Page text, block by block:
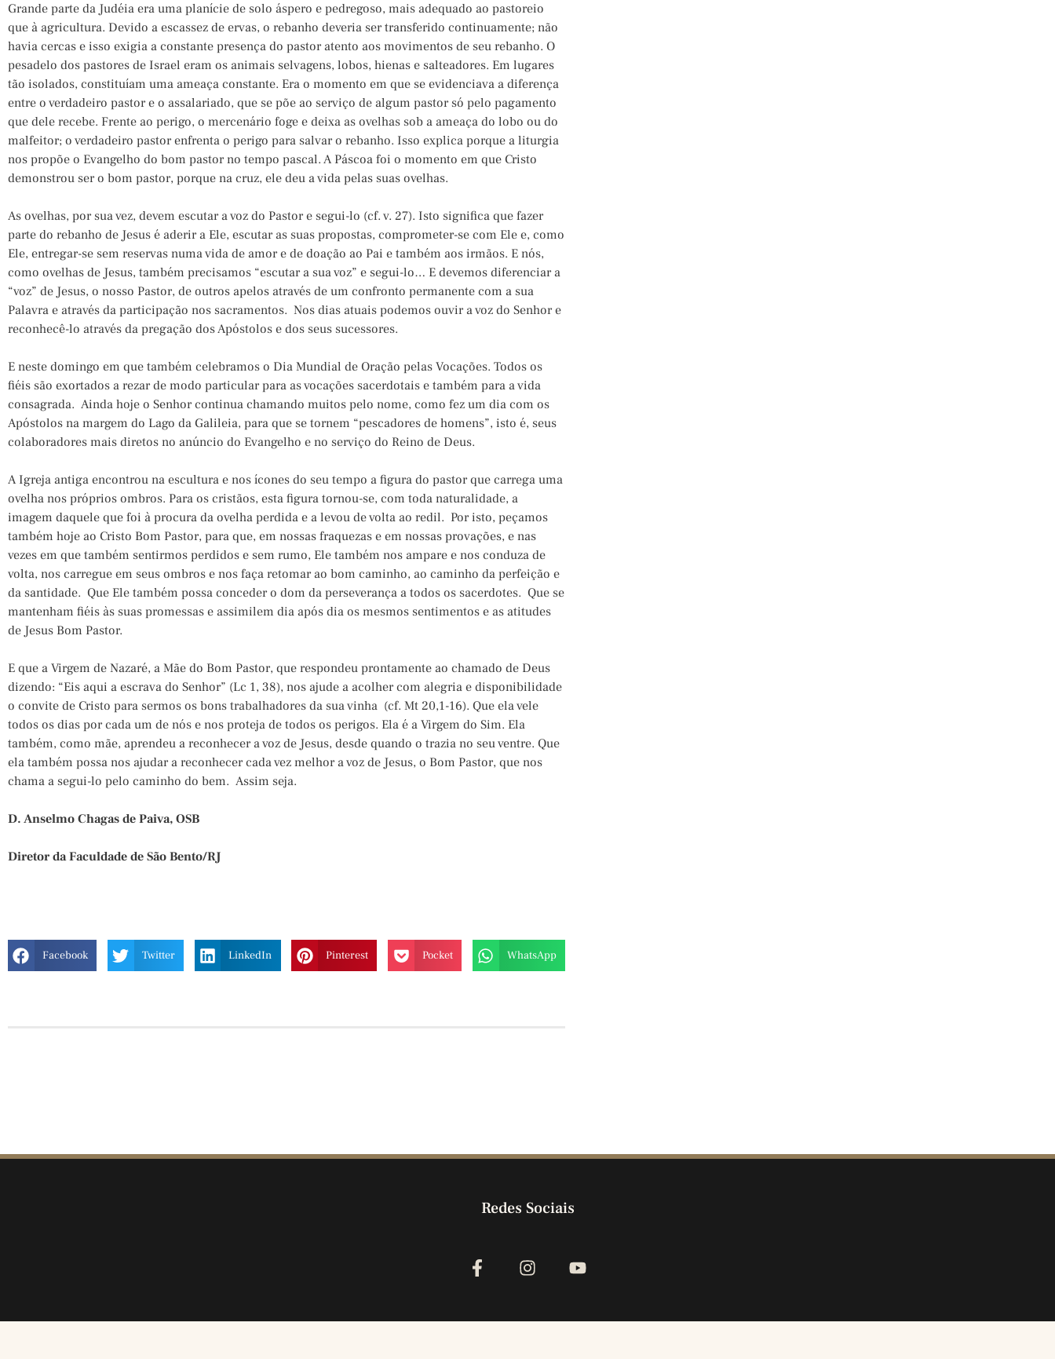
Grande parte da Judéia era uma planície de solo áspero e pedregoso, mais adequado ao pastoreio
que à agricultura. Devido a escassez de ervas, o rebanho deveria ser transferido continuamente; não
havia cercas e isso exigia a constante presença do pastor atento aos movimentos de seu rebanho. O
pesadelo dos pastores de Israel eram os animais selvagens, lobos, hienas e salteadores. Em lugares
tão isolados, constituíam uma ameaça constante. Era o momento em que se evidenciava a diferença
entre o verdadeiro pastor e o assalariado, que se põe ao serviço de algum pastor só pelo pagamento
que dele recebe. Frente ao perigo, o mercenário foge e deixa as ovelhas sob a ameaça do lobo ou do
malfeitor; o verdadeiro pastor enfrenta o perigo para salvar o rebanho. Isso explica porque a liturgia
nos propõe o Evangelho do bom pastor no tempo pascal. A Páscoa foi o momento em que Cristo
demonstrou ser o bom pastor, porque na cruz, ele deu a vida pelas suas ovelhas.
As ovelhas, por sua vez, devem escutar a voz do Pastor e segui-lo (cf. v. 27). Isto significa que fazer
parte do rebanho de Jesus é aderir a Ele, escutar as suas propostas, comprometer-se com Ele e, como
Ele, entregar-se sem reservas numa vida de amor e de doação ao Pai e também aos irmãos. E nós,
como ovelhas de Jesus, também precisamos “escutar a sua voz” e segui-lo… E devemos diferenciar a
“voz” de Jesus, o nosso Pastor, de outros apelos através de um confronto permanente com a sua
Palavra e através da participação nos sacramentos. Nos dias atuais podemos ouvir a voz do Senhor e
reconhecê-lo através da pregação dos Apóstolos e dos seus sucessores.
E neste domingo em que também celebramos o Dia Mundial de Oração pelas Vocações. Todos os
fiéis são exortados a rezar de modo particular para as vocações sacerdotais e também para a vida
consagrada. Ainda hoje o Senhor continua chamando muitos pelo nome, como fez um dia com os
Apóstolos na margem do Lago da Galileia, para que se tornem “pescadores de homens”, isto é, seus
colaboradores mais diretos no anúncio do Evangelho e no serviço do Reino de Deus.
A Igreja antiga encontrou na escultura e nos ícones do seu tempo a figura do pastor que carrega uma
ovelha nos próprios ombros. Para os cristãos, esta figura tornou-se, com toda naturalidade, a
imagem daquele que foi à procura da ovelha perdida e a levou de volta ao redil. Por isto, peçamos
também hoje ao Cristo Bom Pastor, para que, em nossas fraquezas e em nossas provações, e nas
vezes em que também sentirmos perdidos e sem rumo, Ele também nos ampare e nos conduza de
volta, nos carregue em seus ombros e nos faça retomar ao bom caminho, ao caminho da perfeição e
da santidade. Que Ele também possa conceder o dom da perseverança a todos os sacerdotes. Que se
mantenham fiéis às suas promessas e assimilem dia após dia os mesmos sentimentos e as atitudes
de Jesus Bom Pastor.
E que a Virgem de Nazaré, a Mãe do Bom Pastor, que respondeu prontamente ao chamado de Deus
dizendo: “Eis aqui a escrava do Senhor” (Lc 1, 38), nos ajude a acolher com alegria e disponibilidade
o convite de Cristo para sermos os bons trabalhadores da sua vinha (cf. Mt 20,1-16). Que ela vele
todos os dias por cada um de nós e nos proteja de todos os perigos. Ela é a Virgem do Sim. Ela
também, como mãe, aprendeu a reconhecer a voz de Jesus, desde quando o trazia no seu ventre. Que
ela também possa nos ajudar a reconhecer cada vez melhor a voz de Jesus, o Bom Pastor, que nos
chama a segui-lo pelo caminho do bem. Assim seja.
D. Anselmo Chagas de Paiva, OSB
Diretor da Faculdade de São Bento/RJ
Facebook Twitter LinkedIn Pinterest Pocket WhatsApp
Redes Sociais